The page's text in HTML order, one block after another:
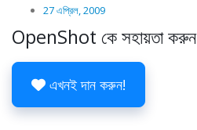
27 এপ্রিল, 2009
OpenShot কে সহায়তা করুন
এখনই দান করুন!